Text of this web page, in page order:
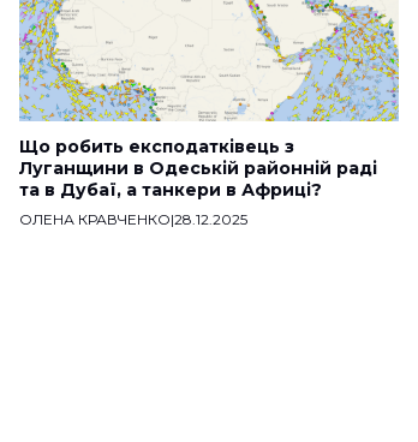
Що робить експодатківець з
Луганщини в Одеській районній раді
та в Дубаї, а танкери в Африці?
ОЛЕНА КРАВЧЕНКО|28.12.2025